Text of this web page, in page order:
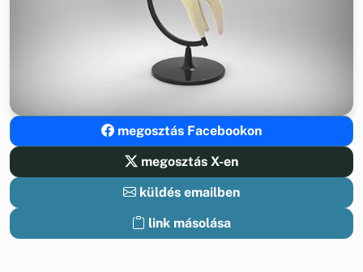
megosztás Facebookon
megosztás X-en
küldés emailben
link másolása